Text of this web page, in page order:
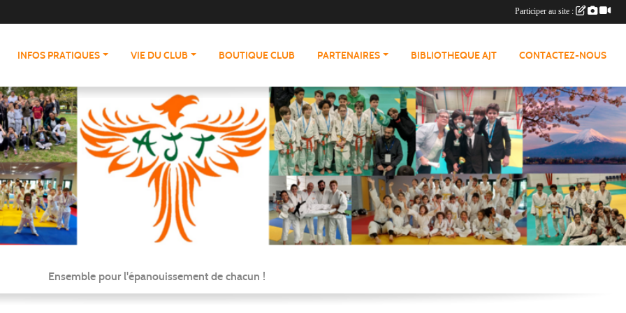
INFOS PRATIQUES VIE DU CLUB BOUTIQUE CLUB PARTENAIRES BIBLIOTHEQUE AJT CONTACTEZ-NOUS
Ensemble pour l'épanouissement de chacun !
Participer au site :